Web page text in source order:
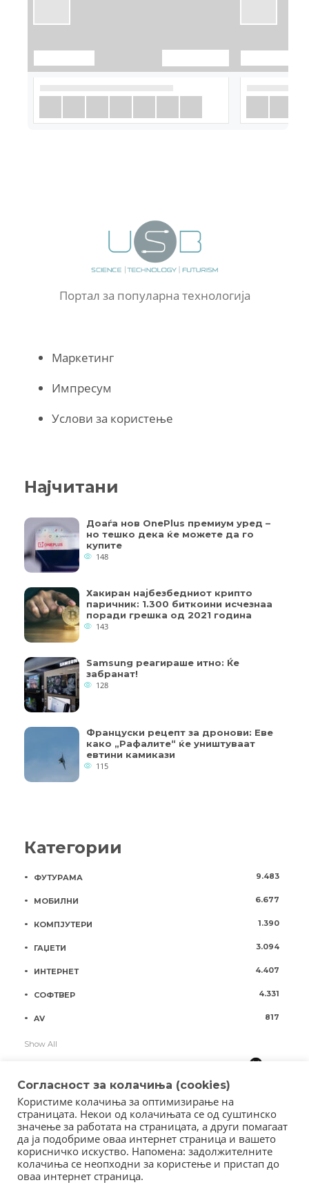
Портал за популарна технологија
Маркетинг
Импресум
Услови за користење
Најчитани
Доаѓа нов OnePlus премиум уред –
но тешко дека ќе можете да го
купите
148
Хакиран најбезбедниот крипто
паричник: 1.300 биткоини исчезнаа
поради грешка од 2021 година
143
Samsung реагираше итно: Ќе
забранат!
128
Француски рецепт за дронови: Еве
како „Рафалите“ ќе уништуваат
евтини камикази
115
Категории
ФУТУРАМА 9.483
МОБИЛНИ 6.677
КОМПЈУТЕРИ 1.390
ГАЏЕТИ 3.094
ИНТЕРНЕТ 4.407
СОФТВЕР 4.331
AV 817
Show All
Copyright © 2018 - Member of IAB Macedonia
Согласност за колачиња (cookies)
Користиме колачиња за оптимизирање на
страницата. Некои од колачињата се од суштинско
значење за работата на страницата, а други помагаат
да ја подобриме оваа интернет страница и вашето
корисничко искуство. Напомена: задолжителните
колачиња се неопходни за користење и пристап до
оваа интернет страница.